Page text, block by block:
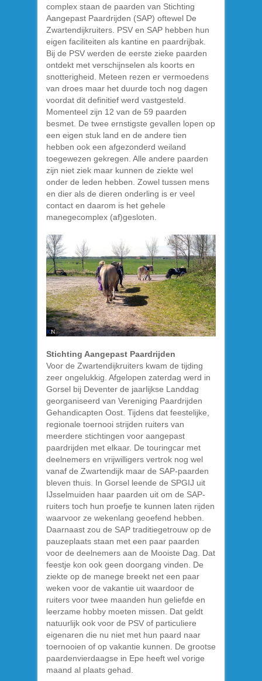
complex staan de paarden van Stichting
Aangepast Paardrijden (SAP) oftewel De
Zwartendijkruiters. PSV en SAP hebben hun
eigen faciliteiten als kantine en paardrijbak.
Bij de PSV werden de eerste zieke paarden
ontdekt met verschijnselen als koorts en
snotterigheid. Meteen rezen er vermoedens
van droes maar het duurde toch nog dagen
voordat dit definitief werd vastgesteld.
Momenteel zijn 12 van de 59 paarden
besmet. De twee ernstigste gevallen lopen op
een eigen stuk land en de andere tien
hebben ook een afgezonderd weiland
toegewezen gekregen. Alle andere paarden
zijn niet ziek maar kunnen de ziekte wel
onder de leden hebben. Zowel tussen mens
en dier als de dieren onderling is er veel
contact en daarom is het gehele
manegecomplex (af)gesloten.
Stichting Aangepast Paardrijden
Voor de Zwartendijkruiters kwam de tijding
zeer ongelukkig. Afgelopen zaterdag werd in
Gorsel bij Deventer de jaarlijkse Landdag
georganiseerd van Vereniging Paardrijden
Gehandicapten Oost. Tijdens dat feestelijke,
regionale toernooi strijden ruiters van
meerdere stichtingen voor aangepast
paardrijden met elkaar. De touringcar met
deelnemers en vrijwilligers vertrok nog wel
vanaf de Zwartendijk maar de SAP-paarden
bleven thuis. In Gorsel leende de SPGIJ uit
IJsselmuiden haar paarden uit om de SAP-
ruiters toch hun proefje te kunnen laten rijden
waarvoor ze wekenlang geoefend hebben.
Daarnaast zou de SAP traditiegetrouw op de
pauzeplaats staan met een paar paarden
voor de deelnemers aan de Mooiste Dag. Dat
feestje kon ook geen doorgang vinden. De
ziekte op de manege breekt net een paar
weken voor de vakantie uit waardoor de
ruiters voor twee maanden hun geliefde en
leerzame hobby moeten missen. Dat geldt
natuurlijk ook voor de PSV of particuliere
eigenaren die nu niet met hun paard naar
toernooien of op vakantie kunnen. De grootse
paardenvierdaagse in Epe heeft wel vorige
maand al plaats gehad.